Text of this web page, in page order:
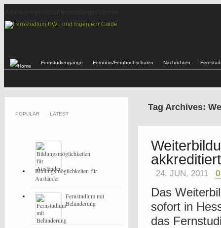
Fernstudiengänge Fernunis/Fernhochschulen Nachrichten
Tag Archives:
akkreditiert
24. JUN, 2011
Das
sofort in
das
POPULAR LATEST
Bildungsmöglichkeiten für
Ausländer
Fernstudium mit
Behinderung